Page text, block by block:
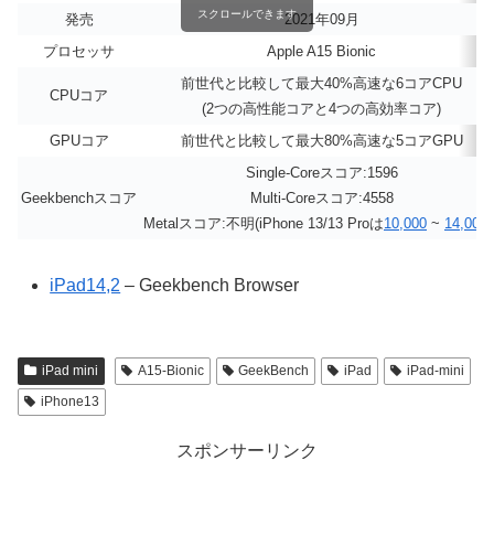
発売
2021年09月
プロセッサ
Apple A15 Bionic
CPUコア
前世代と比較して最大40%高速な6コアCPU
(2つの高性能コアと4つの高効率コア)
GPUコア
前世代と比較して最大80%高速な5コアGPU
Geekbenchスコア
Single-Coreスコア:1596
Multi-Coreスコア:4558
Metalスコア:不明(iPhone 13/13 Proは10,000 ~ 14,000
スクロールできます
iPad14,2 – Geekbench Browser
iPad mini A15-Bionic GeekBench iPad
iPad-mini
iPhone13
スポンサーリンク